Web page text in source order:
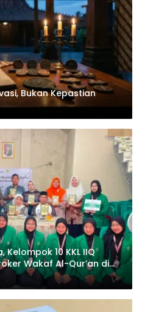
Bukan Kepastian
10 KKL IIQ
Wakaf Al-Qur’an di